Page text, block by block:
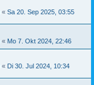
« Sa 20. Sep 2025, 03:55
« Mo 7. Okt 2024, 22:46
« Di 30. Jul 2024, 10:34